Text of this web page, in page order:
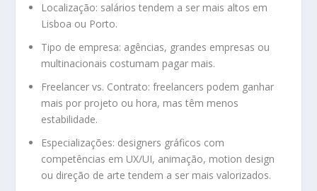
Localização: salários tendem a ser mais altos em
Lisboa ou Porto.
Tipo de empresa: agências, grandes empresas ou
multinacionais costumam pagar mais.
Freelancer vs. Contrato: freelancers podem ganhar
mais por projeto ou hora, mas têm menos
estabilidade.
Especializações: designers gráficos com
competências em UX/UI, animação, motion design
ou direção de arte tendem a ser mais valorizados.